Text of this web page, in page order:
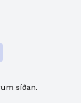
síðan.